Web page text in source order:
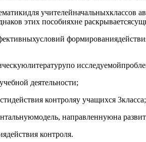
учителейначальныхклассов
этих пособияхне
деятельности;
контроляу учащихся 3класса;
направленнуюна
контроля.